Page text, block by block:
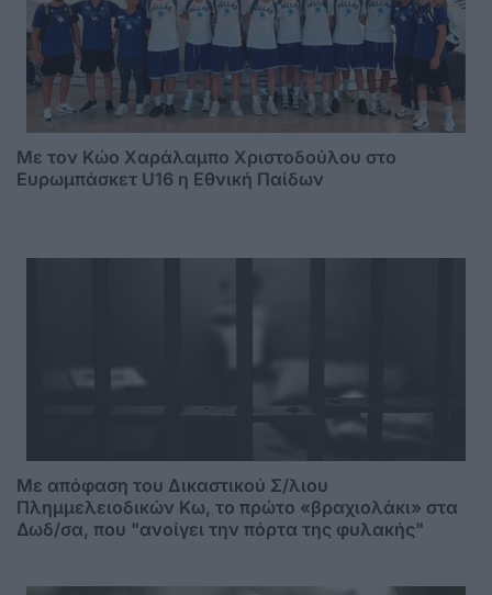
Με τον Κώο Χαράλαμπο Χριστοδούλου στο
Ευρωμπάσκετ U16 η Εθνική Παίδων
Mε απόφαση του Δικαστικού Σ/λιου
Πλημμελειοδικών Κω, το πρώτο «βραχιολάκι» στα
Δωδ/σα, που "ανοίγει την πόρτα της φυλακής"